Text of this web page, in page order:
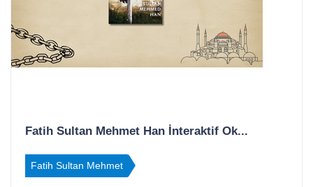
Fatih Sultan Mehmet Han İnteraktif Ok...
Fatih Sultan Mehmet